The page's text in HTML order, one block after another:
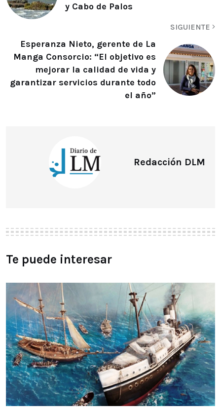
y Cabo de Palos
SIGUIENTE
Esperanza Nieto, gerente de La
Manga Consorcio: “El objetivo es
mejorar la calidad de vida y
garantizar servicios durante todo
el año”
Redacción DLM
Te puede interesar